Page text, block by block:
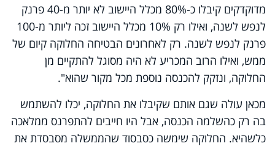
מדוקדקים קיבלו כ-80% מכלל היישוב לא יותר מ-40 פרנק
לנפש לשנה, ואילו רק 10% מכלל היישוב זכה ליותר מ-100
פרנק לנפש לשנה. רק לאחרונים הבטיחה החלוקה קיום של
ממש, ואילו הרוב המכריע לא היה מסוגל להתקיים מן
החלוקה, ונזקק להכנסה נוספת מכל מקור שהוא".
מכאן עולה שגם אותם שקיבלו את החלוקה, יכלו להשתמש
בה רק כהשלמה הכנסה, אבל היו חייבים להתפרנס ממלאכה
כלשהיא. החלוקה שימשה כסבסוד שהממשלה מסבסדת את